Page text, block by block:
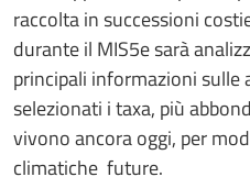
raccolta in successioni
durante il MIS5e sarà
principali informazioni sulle
selezionati i taxa, più
vivono ancora oggi, per
climatiche future.